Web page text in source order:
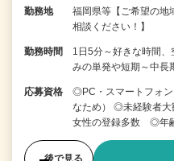
勤務地
福岡県等【ご希望の
相談ください！】
勤務時間
1日5分～好きな時間
みの単発や短期～中
応募資格
◎PC・スマートフォ
なため） ◎未経験者
女性の登録多数 ◎年
後で見る